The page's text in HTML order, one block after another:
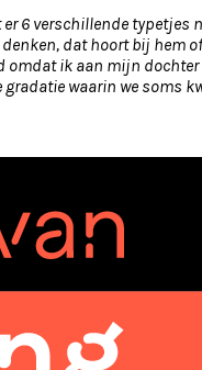
6 verschillende
dat hoort bij hem
ik aan mijn
waarin we soms